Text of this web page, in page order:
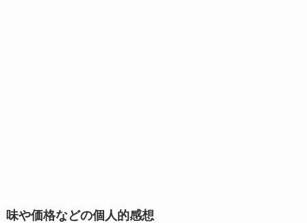
味や価格などの個人的感想